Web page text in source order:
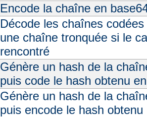
Encode la chaîne en
Décode les chaînes
une chaîne tronquée si le
rencontré
Génère un hash de la
puis code le hash obtenu
Génère un hash de la
puis encode le hash